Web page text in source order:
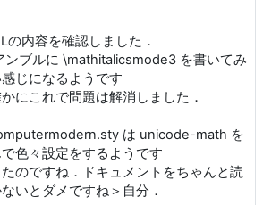
の内容を確認しました．
ンブルに \mathitalicsmode3 を書いてみ
じになるようです
にこれで問題は解消しました．
は unicode-math を
色々設定をするようです
のですね．ドキュメントをちゃんと読
いとダメですね＞自分．